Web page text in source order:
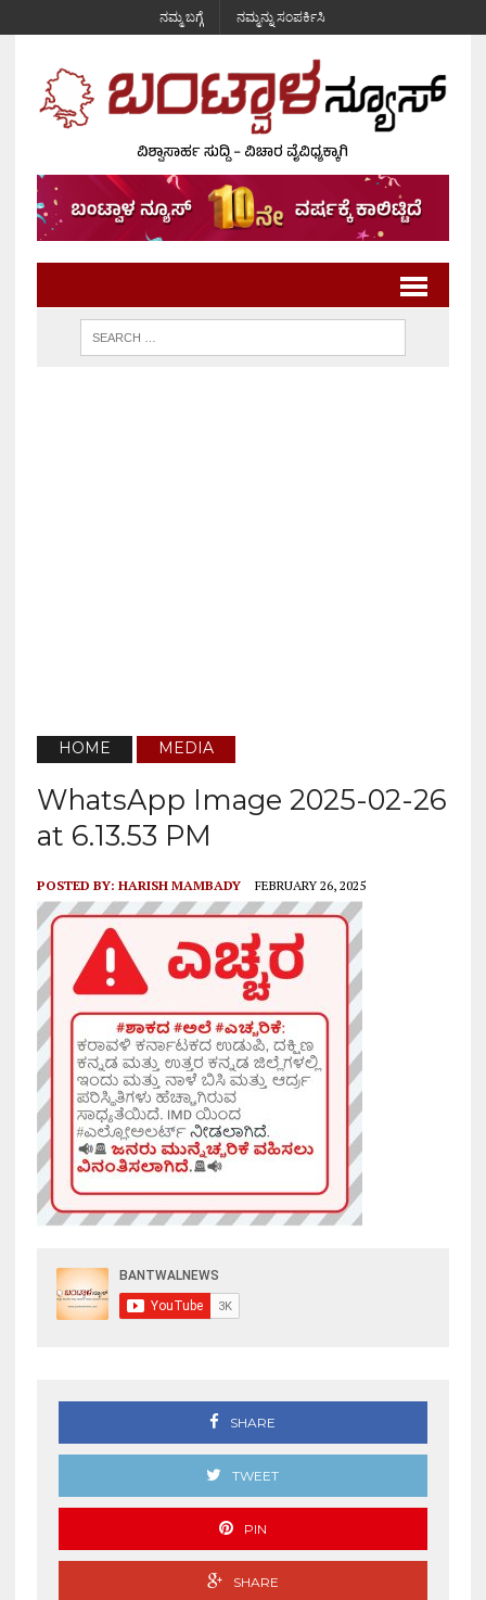
ನಮ್ಮ ಬಗ್ಗೆ ನಮ್ಮನ್ನು ಸಂಪರ್ಕಿಸಿ
HOME MEDIA
WhatsApp Image 2025-02-26
at 6.13.53 PM
POSTED BY: HARISH MAMBADY FEBRUARY 26, 2025
SHARE
TWEET
PIN
SHARE